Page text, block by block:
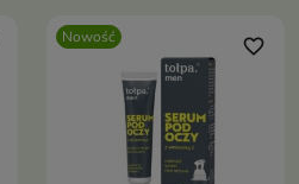
Nowość favorite_border